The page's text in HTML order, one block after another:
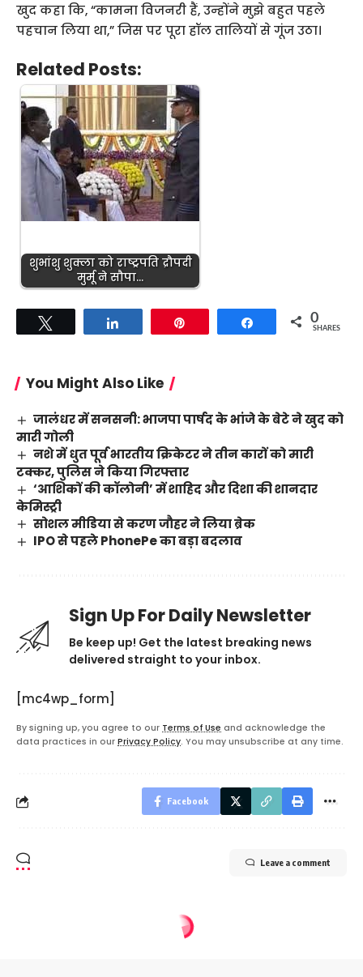
खुद कहा कि, “कामना विजनरी हैं, उन्होंने मुझे बहुत पहले
पहचान लिया था,” जिस पर पूरा हॉल तालियों से गूंज उठा।
Related Posts:
शुभांशु शुक्ला को राष्ट्रपति द्रौपदी
मुर्मू ने सौपा…
Share 0
SHARES
You Might Also Like
जालंधर में सनसनी: भाजपा पार्षद के भांजे के बेटे ने खुद को
मारी गोली
नशे में धुत पूर्व भारतीय क्रिकेटर ने तीन कारों को मारी
टक्कर, पुलिस ने किया गिरफ्तार
‘आशिकों की कॉलोनी’ में शाहिद और दिशा की शानदार
केमिस्ट्री
सोशल मीडिया से करण जौहर ने लिया ब्रेक
IPO से पहले PhonePe का बड़ा बदलाव
Sign Up For Daily Newsletter
Be keep up! Get the latest breaking news
delivered straight to your inbox.
[mc4wp_form]
By signing up, you agree to our Terms of Use and acknowledge the
data practices in our Privacy Policy. You may unsubscribe at any time.
Facebook
Leave a comment